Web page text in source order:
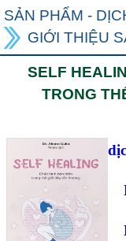
SẢN PHẨM -
GIỚI THIỆU
SELF
TRONG